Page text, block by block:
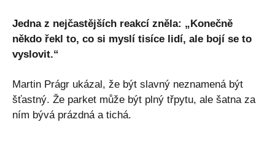
Jedna z nejčastějších reakcí zněla: „Konečně
někdo řekl to, co si myslí tisíce lidí, ale bojí se to
vyslovit.“
Martin Prágr ukázal, že být slavný neznamená být
šťastný. Že parket může být plný třpytu, ale šatna za
ním bývá prázdná a tichá.